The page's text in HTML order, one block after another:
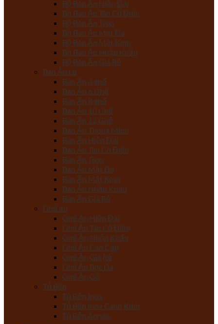
Bộ Bàn Ăn Hiện Đại
Bộ Bàn Ăn Tân Cổ Điển
Bộ Bàn Ăn Tròn
Bộ Bàn Ăn Mặt Đá
Bộ Bàn Ăn Mặt Kính
Bộ Bàn Ăn Nhập Khẩu
Bộ Bàn Ăn Giá Rẻ
Bàn Ăn Lẻ
Bàn Ăn 4 ghế
Bàn Ăn 6 Ghế
Bàn Ăn 8 ghế
Bàn Ăn 10 Ghế
Bàn Ăn 12 Ghế
Bàn Ăn Thông Minh
Bàn Ăn Hiện Đại
Bàn Ăn Tân Cổ Điển
Bàn Ăn Tròn
Bàn Ăn Mặt Đá
Bàn Ăn Mặt Kính
Bàn Ăn Nhập Khẩu
Bàn Ăn Giá Rẻ
Ghế ăn
Ghế Ăn Hiện Đại
Ghế Ăn Tân Cổ Điển
Ghế Ăn Nhập Khẩu
Ghế Ăn Cao Cấp
Ghế Ăn Giá Rẻ
Ghế Ăn Bọc Da
Ghế Ăn Gỗ
Tủ Bếp
Tủ Bếp Inox
Tủ Bếp Inox Cánh Kính
Tủ Bếp Acrylic